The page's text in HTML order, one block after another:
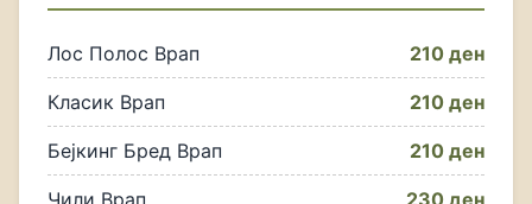
Лос Полос Врап 210 ден
Класик Врап 210 ден
Бејкинг Бред Врап 210 ден
Чили Врап 230 ден